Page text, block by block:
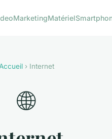
MarketingMatériel
Accueil› Internet
🌐